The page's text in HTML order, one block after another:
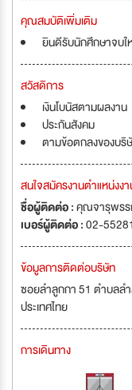
คุณสมบัติเพิ่มเติม
ยินดีรับนักศึกษาจบใ
สวัสดิการ
เงินโบนัสตามผลงาน
ประกันสังคม
ตามข้อตกลงของบริ
สนใจสมัครงานตำแหน่ง
ชื่อผู้ติดต่อ :คุณจารุพร
เบอร์ผู้ติดต่อ :02-
ข้อมูลการติดต่อบริษัท
ซอยลำลูกกา 51 ตำบลล
ประเทศไทย
การเดินทาง